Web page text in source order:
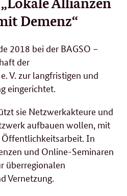
Demenz“
2018 bei der BAGSO –
der
V. zur langfristigen und
eingerichtet.
sie Netzwerkakteure und
aufbauen wollen, mit
In
und Online-Seminaren
überregionalen
Vernetzung.